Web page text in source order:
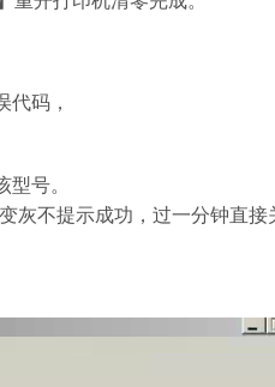
代码，
号。
灰不提示成功，过一分钟直接